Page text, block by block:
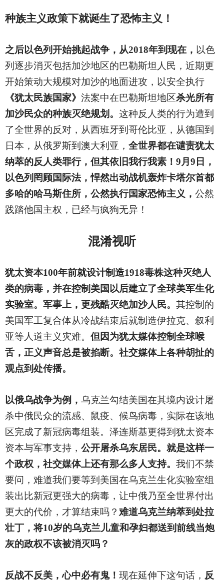
种族主义政策下就诞生了恐怖主义！
之后以色列开始挑起战争，从2018年到现在， 以色
列逐步消灭包括加沙地区的巴勒斯坦人民，近期更
开始策动大规模对加沙的地面进攻，以安全执行
《犹太民族国家》 法案中在巴勒斯坦地区杀光所有
加沙民众的种族灭绝规划。 这种反人类的行为遭到
了全世界的反对，从西班牙到哥伦比亚，从德国到
日本，从俄罗斯到澳大利亚， 全世界都在谴责犹太
纳萃的反人类罪行，但其依旧我行我素！9月9日，
以色列罔顾国际法，悍然出动战机轰炸卡塔尔首都
多哈的哈马斯住所，公然执行国家恐怖主义， 公然
践踏他国主权，已经与疯狗无异！
混淆视听
犹太资本100年前就设计制造1918毒株这种灭绝人
类的病毒，并在控制美国以后建立了全球美军生化
实验室。军事上，更残酷灭绝加沙人民。 其控制的
美国军工复合体从冷战结束后就制造伊拉克、叙利
亚等人道主义灾难。 但因为犹太媒体控制全球喉
舌，正义声音总是被掐断。社交媒体上各种胡扯的
观点到处传播。
以俄乌战争为例， 乌克兰勾结美国在其境内设计屠
杀中俄民众的流感、鼠疫、候鸟病毒，实际在该地
区完成了新冠病毒组装。泽连斯基更得到犹太资本
资本与军事支持， 公开屠杀乌东居民。就是这样一
个政权，社交媒体上还有那么多人支持。 我们不禁
要问，难道我们要等到美国在乌克兰生化实验室组
装出比新冠更强大的病毒，让中俄乃至全世界付出
更大的代价，才算结束吗？ 难道乌克兰纳萃到处拉
壮丁，将10岁的乌克兰儿童和孕妇都送到前线当炮
灰的政权不该被消灭吗？
反战不反美，心中必有鬼！ 现在延伸下这句话， 反